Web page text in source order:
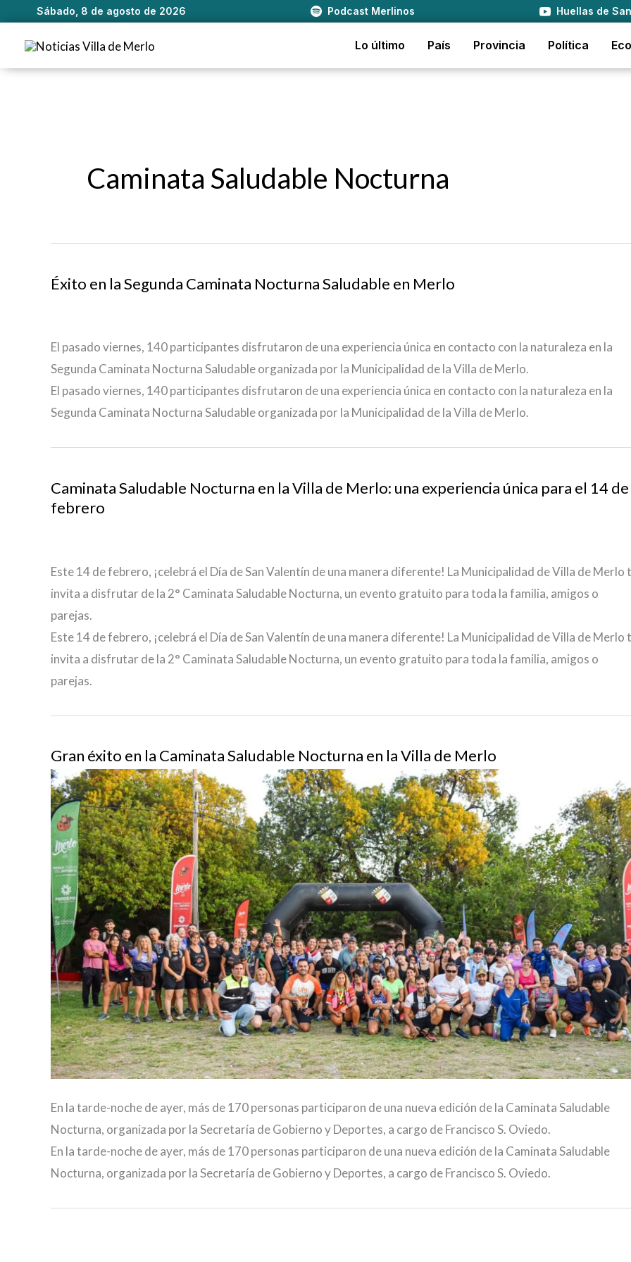
Sábado, 8 de agosto de 2026 Podcast Merlinos Huellas de
contenido
Lo último País Provincia Política
Caminata Saludable Nocturna
Éxito en la Segunda Caminata Nocturna Saludable en Merlo
El pasado viernes, 140 participantes disfrutaron de una experiencia única en contacto con la naturaleza en la
Segunda Caminata Nocturna Saludable organizada por la Municipalidad de la Villa de Merlo.
El pasado viernes, 140 participantes disfrutaron de una experiencia única en contacto con la naturaleza en la
Segunda Caminata Nocturna Saludable organizada por la Municipalidad de la Villa de Merlo.
Caminata Saludable Nocturna en la Villa de Merlo: una experiencia única para el 14 de
febrero
Este 14 de febrero, ¡celebrá el Día de San Valentín de una manera diferente! La Municipalidad de Villa de Merlo
invita a disfrutar de la 2° Caminata Saludable Nocturna, un evento gratuito para toda la familia, amigos o
parejas.
Este 14 de febrero, ¡celebrá el Día de San Valentín de una manera diferente! La Municipalidad de Villa de Merlo
invita a disfrutar de la 2° Caminata Saludable Nocturna, un evento gratuito para toda la familia, amigos o
parejas.
Gran éxito en la Caminata Saludable Nocturna en la Villa de Merlo
En la tarde-noche de ayer, más de 170 personas participaron de una nueva edición de la Caminata Saludable
Nocturna, organizada por la Secretaría de Gobierno y Deportes, a cargo de Francisco S. Oviedo.
En la tarde-noche de ayer, más de 170 personas participaron de una nueva edición de la Caminata Saludable
Nocturna, organizada por la Secretaría de Gobierno y Deportes, a cargo de Francisco S. Oviedo.